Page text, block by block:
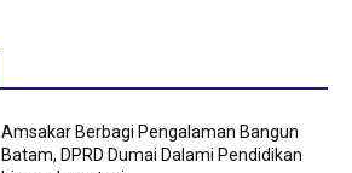
Amsakar Berbagi Pengalaman Bangun
Batam, DPRD Dumai Dalami Pendidikan